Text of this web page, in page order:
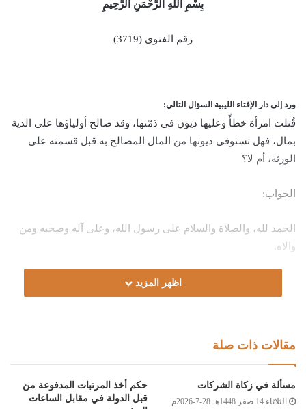
بِسْمِ اللهِ الرَّحْمَنِ الرَّحِيمِ
رقم الفتوى (3719)
ورد إلى دار الإفتاء الليبية السؤال التالي:
قُتلت امرأة خطأً وعليها ديون في ذمّتها، وقد صالح أولياؤها على الدية
بمال، فهل تستوفى ديونها من المال المصالح به قبل قسمته على
الورثة، أم لا؟
الجواب:
الحمد لله، والصلاة والسلام على رسول الله، وعلى آله وصحبه ومن
والاه.
العقل – أي الدية – ميراث بين ورثة القتيل على فرائضهم) [أحمد:
7091].
قال ابن المنذر: “وكلّ من نحفظ عنه من أهل الفتيا من علماء الأمصار
اظهر المزيد
مقالات ذات صلة
مسألة في زكاة الشركات
الثلاثاء 14 صفر 1448هـ 28-7-2026م
حكم أخذ المرتبات المدفوعة من
قبل الدولة في مقابل الساعات